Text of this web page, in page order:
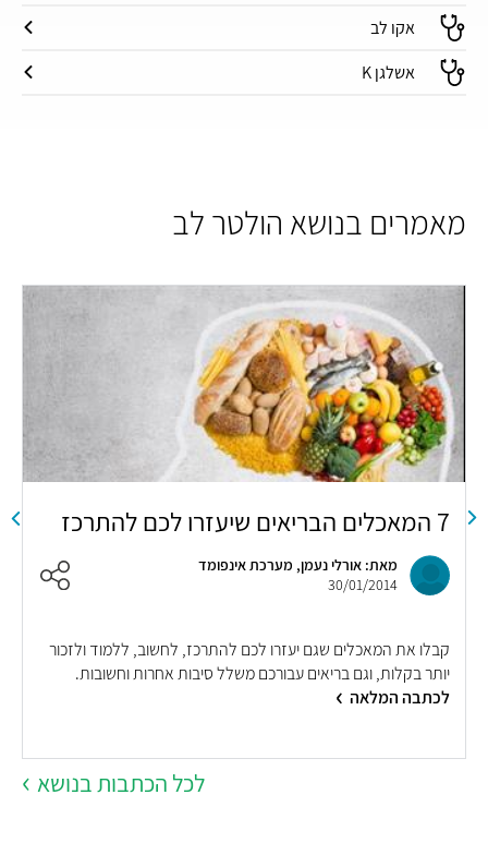
אקו לב
אשלגן K
מאמרים בנושא הולטר לב
7 המאכלים הבריאים שיעזרו לכם להתרכז
מאת: אורלי נעמן, מערכת אינפומד
30/01/2014
קבלו את המאכלים שגם יעזרו לכם להתרכז, לחשוב, ללמוד ולזכור
יותר בקלות, וגם בריאים עבורכם משלל סיבות אחרות וחשובות.
לכתבה המלאה
לכל הכתבות בנושא